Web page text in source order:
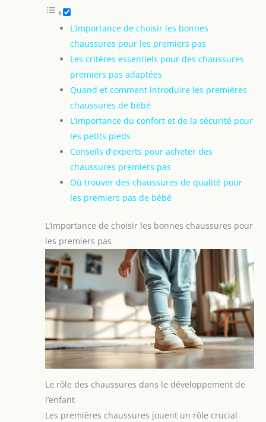
L’importance de choisir les bonnes
chaussures pour les premiers pas
Les critères essentiels pour des chaussures
premiers pas adaptées
Quand et comment introduire les premières
chaussures de bébé
L’importance du confort et de la sécurité pour
les petits pieds
Conseils d’experts pour acheter des
chaussures premiers pas
Où trouver des chaussures de qualité pour
les premiers pas de bébé
L’importance de choisir les bonnes chaussures pour
les premiers pas
Le rôle des chaussures dans le développement de
l’enfant
Les premières chaussures jouent un rôle crucial